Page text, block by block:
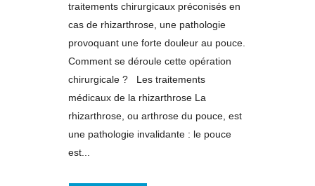
traitements chirurgicaux préconisés en
cas de rhizarthrose, une pathologie
provoquant une forte douleur au pouce.
Comment se déroule cette opération
chirurgicale ? Les traitements
médicaux de la rhizarthrose La
rhizarthrose, ou arthrose du pouce, est
une pathologie invalidante : le pouce
est...